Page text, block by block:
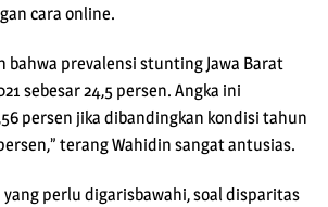
cara online.
bahwa prevalensi stunting Jawa Barat
sebesar 24,5 persen. Angka ini
persen jika dibandingkan kondisi tahun
terang Wahidin sangat antusias.
perlu digarisbawahi, soal disparitas